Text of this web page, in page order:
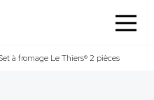
à fromage Le Thiers® 2 pièces